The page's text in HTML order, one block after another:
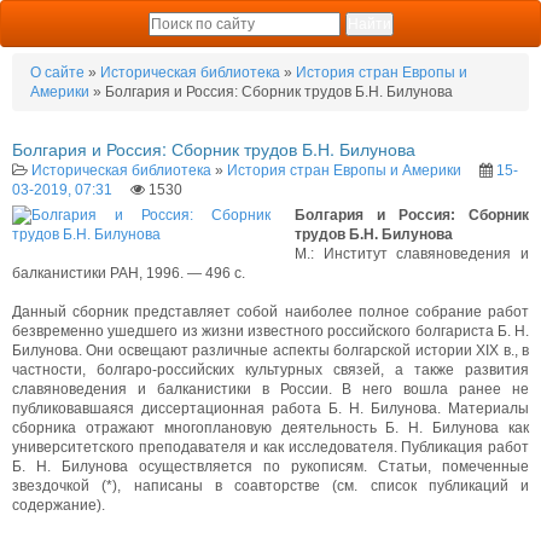
О сайте » Историческая библиотека » История стран Европы и
Америки » Болгария и Россия: Сборник трудов Б.Н. Билунова
Болгария и Россия: Сборник трудов Б.Н. Билунова
Историческая библиотека » История стран Европы и Америки
15-
03-2019, 07:31
1530
Болгария и Россия: Сборник
трудов Б.Н. Билунова
М.: Институт славяноведения и
балканистики РАН, 1996. — 496 с.
Данный сборник представляет собой наиболее полное собрание работ
безвременно ушедшего из жизни известного российского болгариста Б. Н.
Билунова. Они освещают различные аспекты болгарской истории XIX в., в
частности, болгаро-российских культурных связей, а также развития
славяноведения и балканистики в России. В него вошла ранее не
публиковавшаяся диссертационная работа Б. Н. Билунова. Материалы
сборника отражают многоплановую деятельность Б. Н. Билунова как
университетского преподавателя и как исследователя. Публикация работ
Б. Н. Билунова осуществляется по рукописям. Статьи, помеченные
звездочкой (*), написаны в соавторстве (см. список публикаций и
содержание).